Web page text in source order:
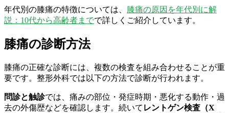
年代別の膝痛の特徴については、 膝痛の原因を年代別に解
説：10代から高齢者までで詳しくご紹介しています。
膝痛の診断方法
膝痛の正確な診断には、複数の検査を組み合わせることが重
要です。整形外科では以下の方法で診断が行われます。
問診と触診では、痛みの部位・発症時期・悪化する動作・過
去の外傷歴などを確認します。続いて レントゲン検査（X